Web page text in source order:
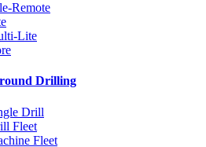
Remote
Lite
Drilling
Drill
Fleet
Fleet